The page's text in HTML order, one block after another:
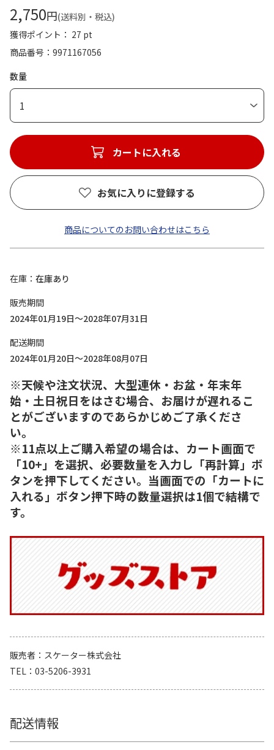
2,750円(送料別・税込)
獲得ポイント： 27 pt
商品番号
9971167056
数量
1
カートに入れる
お気に入りに登録する
商品についてのお問い合わせはこちら
在庫
在庫あり
販売期間
2024年01月19日～2028年07月31日
配送期間
2024年01月20日～2028年08月07日
※天候や注文状況、大型連休・お盆・年末年
始・土日祝日をはさむ場合、お届けが遅れるこ
とがございますのであらかじめご了承くださ
い。
※11点以上ご購入希望の場合は、カート画面で
「10+」を選択、必要数量を入力し「再計算」ボ
タンを押下してください。当画面での「カートに
入れる」ボタン押下時の数量選択は1個で結構で
す。
販売者
スケーター株式会社
TEL
03-5206-3931
配送情報